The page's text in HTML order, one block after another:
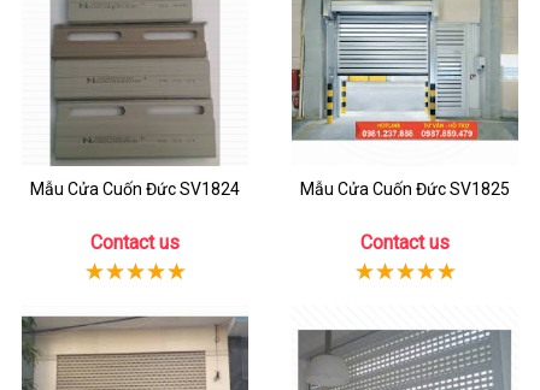
Mẫu Cửa Cuốn Đức SV1824
Contact us
Mẫu Cửa Cuốn Đức SV1825
Contact us